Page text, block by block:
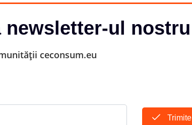
ul nostru
ceconsum.eu
Trimite